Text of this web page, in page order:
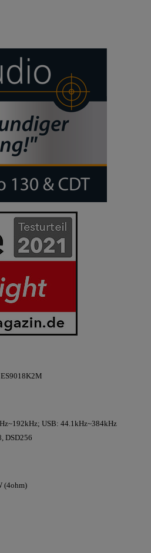
ES9018K2M
USB: 44.1kHz~384kHz
DSD256
(4ohm)